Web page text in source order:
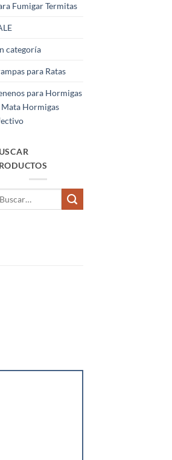
Fumigar Termitas
categoría
para Ratas
para Hormigas
Mata Hormigas